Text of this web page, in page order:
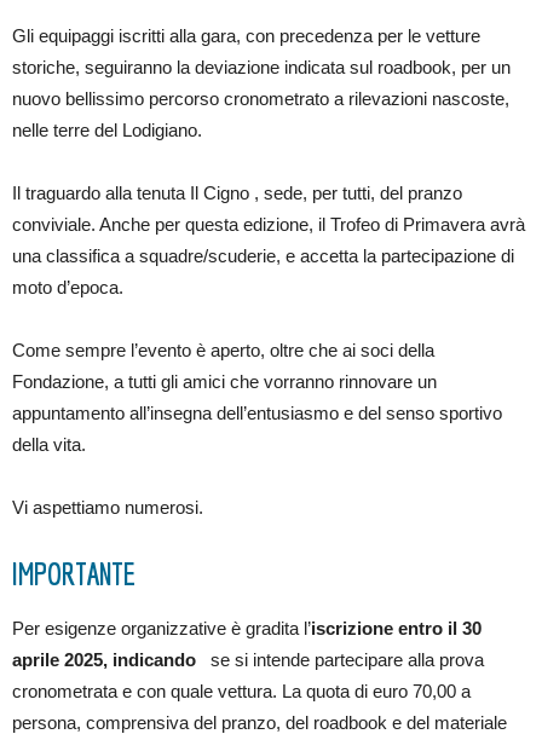
Gli equipaggi iscritti alla gara, con precedenza per le vetture
storiche, seguiranno la deviazione indicata sul roadbook, per un
nuovo bellissimo percorso cronometrato a rilevazioni nascoste,
nelle terre del Lodigiano.
Il traguardo alla tenuta Il Cigno , sede, per tutti, del pranzo
conviviale. Anche per questa edizione, il Trofeo di Primavera avrà
una classifica a squadre/scuderie, e accetta la partecipazione di
moto d’epoca.
Come sempre l’evento è aperto, oltre che ai soci della
Fondazione, a tutti gli amici che vorranno rinnovare un
appuntamento all’insegna dell’entusiasmo e del senso sportivo
della vita.
Vi aspettiamo numerosi.
IMPORTANTE
Per esigenze organizzative è gradita l’iscrizione entro il 30
aprile 2025, indicando
se si intende partecipare alla prova
cronometrata e con quale vettura. La quota di euro 70,00 a
persona, comprensiva del pranzo, del roadbook e del materiale